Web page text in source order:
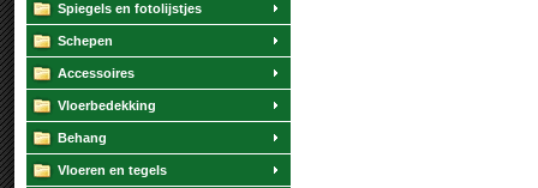
Spiegels en fotolijstjes
Schepen
Accessoires
Vloerbedekking
Behang
Vloeren en tegels